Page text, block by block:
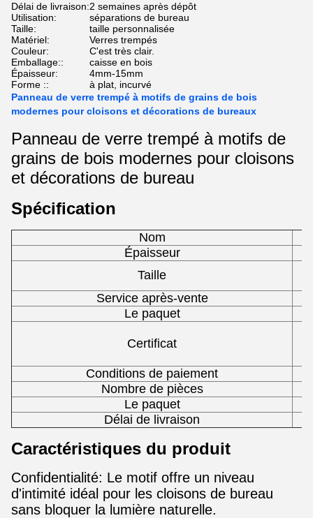
Délai de livraison:2 semaines après dépôt
Utilisation:
séparations de bureau
Taille:
taille personnalisée
Matériel:
Verres trempés
Couleur:
C'est très clair.
Emballage::
caisse en bois
Épaisseur:
4mm-15mm
Forme ::
à plat, incurvé
Panneau de verre trempé à motifs de grains de bois
modernes pour cloisons et décorations de bureaux
Panneau de verre trempé à motifs de
grains de bois modernes pour cloisons
et décorations de bureau
Spécification
Nom
Épaisseur
Taille
Service après-vente
Le paquet
Certificat
Conditions de paiement
Nombre de pièces
Le paquet
Délai de livraison
Caractéristiques du produit
Confidentialité: Le motif offre un niveau
d'intimité idéal pour les cloisons de bureau
sans bloquer la lumière naturelle.